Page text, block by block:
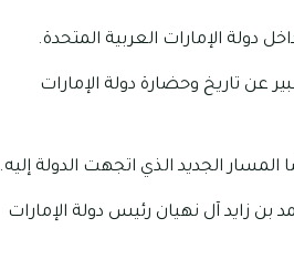
دولة الإمارات العربية المتحدة.
عن تاريخ وحضارة دولة الإمارات
الجديد الذي اتجهت الدولة إليه.
زايد آل نهيان رئيس دولة الإمارات